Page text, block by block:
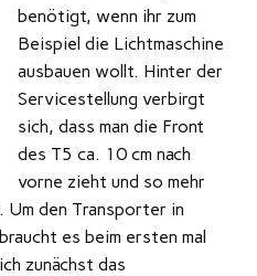
benötigt, wenn ihr zum
Beispiel die Lichtmaschine
ausbauen wollt. Hinter der
Servicestellung verbirgt
sich, dass man die Front
des T5 ca. 10 cm nach
vorne zieht und so mehr
Um den Transporter in
es beim ersten mal
zunächst das